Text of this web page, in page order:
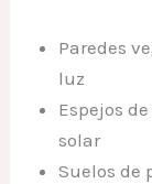
Paredes
luz
Espejos
solar
Suelos de